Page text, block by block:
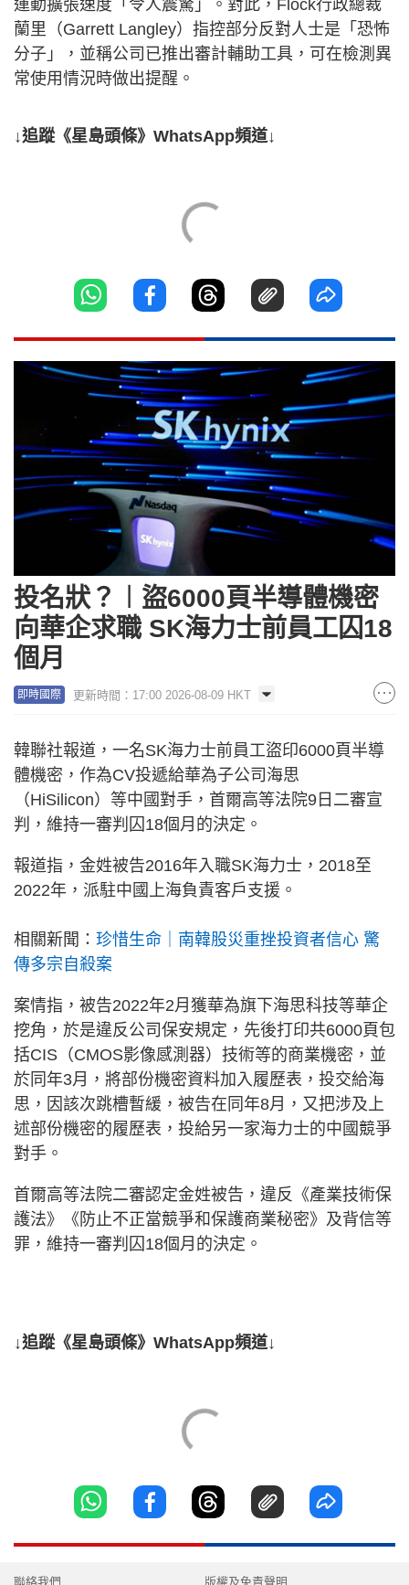
運動擴張速度「令人震驚」。對此，Flock行政總裁
蘭里（Garrett Langley）指控部分反對人士是「恐怖
分子」，並稱公司已推出審計輔助工具，可在檢測異
常使用情況時做出提醒。
↓追蹤《星島頭條》WhatsApp頻道↓
投名狀？︱盜6000頁半導體機密
向華企求職 SK海力士前員工囚18
個月
即時國際 更新時間：17:00 2026-08-09 HKT
韓聯社報道，一名SK海力士前員工盜印6000頁半導
體機密，作為CV投遞給華為子公司海思
（HiSilicon）等中國對手，首爾高等法院9日二審宣
判，維持一審判囚18個月的決定。
報道指，金姓被告2016年入職SK海力士，2018至
2022年，派駐中國上海負責客戶支援。
相關新聞： 珍惜生命｜南韓股災重挫投資者信心 驚
傳多宗自殺案
案情指，被告2022年2月獲華為旗下海思科技等華企
挖角，於是違反公司保安規定，先後打印共6000頁包
括CIS（CMOS影像感測器）技術等的商業機密，並
於同年3月，將部份機密資料加入履歷表，投交給海
思，因該次跳槽暫緩，被告在同年8月，又把涉及上
述部份機密的履歷表，投給另一家海力士的中國競爭
對手。
首爾高等法院二審認定金姓被告，違反《產業技術保
護法》《防止不正當競爭和保護商業秘密》及背信等
罪，維持一審判囚18個月的決定。
↓追蹤《星島頭條》WhatsApp頻道↓
聯絡我們 版權及免責聲明